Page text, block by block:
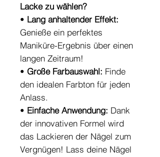
Lacke zu wählen?
• Lang anhaltender Effekt:
Genieße ein perfektes
Maniküre-Ergebnis über einen
langen Zeitraum!
• Große Farbauswahl: Finde
den idealen Farbton für jeden
Anlass.
• Einfache Anwendung: Dank
der innovativen Formel wird
das Lackieren der Nägel zum
Vergnügen! Lass deine Nägel